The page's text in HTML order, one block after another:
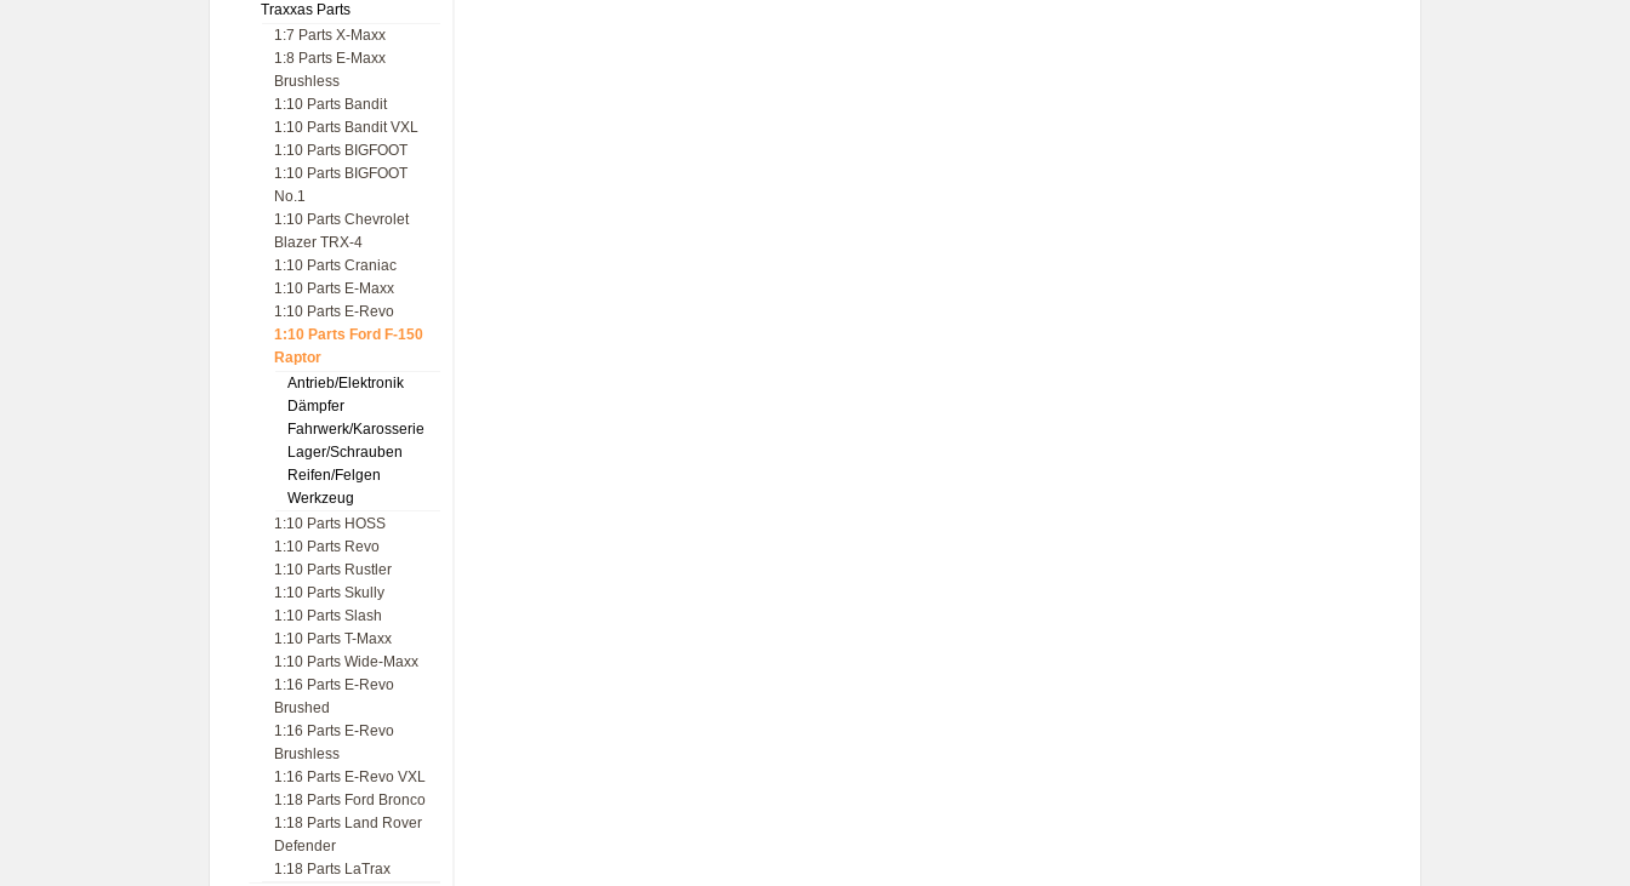
Traxxas Parts
1:7 Parts X-Maxx
1:8 Parts E-Maxx
Brushless
1:10 Parts Bandit
1:10 Parts Bandit VXL
1:10 Parts BIGFOOT
1:10 Parts BIGFOOT
No.1
1:10 Parts Chevrolet
Blazer TRX-4
1:10 Parts Craniac
1:10 Parts E-Maxx
1:10 Parts E-Revo
1:10 Parts Ford F-150
Raptor
Antrieb/Elektronik
Dämpfer
Fahrwerk/Karosserie
Lager/Schrauben
Reifen/Felgen
Werkzeug
1:10 Parts HOSS
1:10 Parts Revo
1:10 Parts Rustler
1:10 Parts Skully
1:10 Parts Slash
1:10 Parts T-Maxx
1:10 Parts Wide-Maxx
1:16 Parts E-Revo
Brushed
1:16 Parts E-Revo
Brushless
1:16 Parts E-Revo VXL
1:18 Parts Ford Bronco
1:18 Parts Land Rover
Defender
1:18 Parts LaTrax